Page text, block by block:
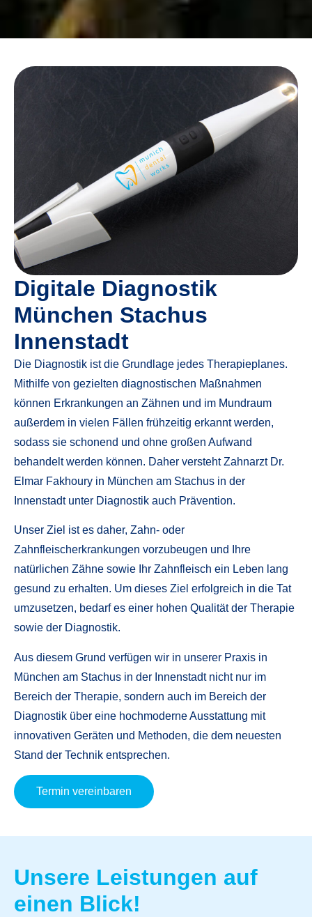
Digitale Diagnostik
München Stachus
Innenstadt
Die Diagnostik ist die Grundlage jedes Therapieplanes.
Mithilfe von gezielten diagnostischen Maßnahmen
können Erkrankungen an Zähnen und im Mundraum
außerdem in vielen Fällen frühzeitig erkannt werden,
sodass sie schonend und ohne großen Aufwand
behandelt werden können. Daher versteht Zahnarzt Dr.
Elmar Fakhoury in München am Stachus in der
Innenstadt unter Diagnostik auch Prävention.
Unser Ziel ist es daher, Zahn- oder
Zahnfleischerkrankungen vorzubeugen und Ihre
natürlichen Zähne sowie Ihr Zahnfleisch ein Leben lang
gesund zu erhalten. Um dieses Ziel erfolgreich in die Tat
umzusetzen, bedarf es einer hohen Qualität der Therapie
sowie der Diagnostik.
Aus diesem Grund verfügen wir in unserer Praxis in
München am Stachus in der Innenstadt nicht nur im
Bereich der Therapie, sondern auch im Bereich der
Diagnostik über eine hochmoderne Ausstattung mit
innovativen Geräten und Methoden, die dem neuesten
Stand der Technik entsprechen.
Termin vereinbaren
Unsere Leistungen auf
einen Blick!